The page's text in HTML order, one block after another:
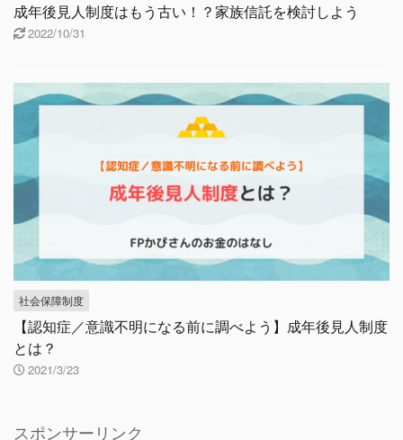
成年後見人制度はもう古い！？家族信託を検討しよう
2022/10/31
社会保障制度
【認知症／意識不明になる前に調べよう】成年後見人制度
とは？
2021/3/23
スポンサーリンク